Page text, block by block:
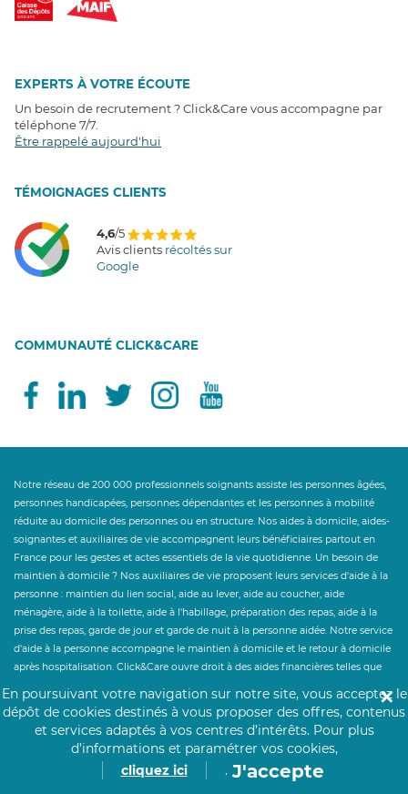
EXPERTS À VOTRE ÉCOUTE
Un besoin de recrutement ? Click&Care vous accompagne par
téléphone 7/7
Être rappelé aujourd'hui
TÉMOIGNAGES CLIENTS
4,6/5
Avis clients récoltés sur
Google
COMMUNAUTÉ CLICK&CARE
Notre réseau de 200 000 professionnels soignants assiste les personnes âgées,
personnes handicapées, personnes dépendantes et les personnes à mobilité
réduite au domicile des personnes ou en structure. Nos aides à domicile, aides-
soignantes et auxiliaires de vie accompagnent leurs bénéficiaires partout en
France pour les gestes et actes essentiels de la vie quotidienne. Un besoin de
maintien à domicile ? Nos auxiliaires de vie proposent leurs services d'aide à la
personne : maintien du lien social, aide au lever, aide au coucher, aide
ménagère, aide à la toilette, aide à l'habillage, préparation des repas, aide à la
prise des repas, garde de jour et garde de nuit à la personne aidée. Notre service
d'aide à la personne accompagne le maintien à domicile et le retour à domicile
après hospitalisation. Click&Care ouvre droit à des aides financières telles que
personne à hauteur de 50%. Un besoin de personnel hospitalier en
établissement ? Click&Care recrute pour vous les soignants et infirmiers les plus
expérimentés et proches de vous.
En poursuivant votre navigation sur notre site, vous acceptez le
dépôt de cookies destinés à vous proposer des offres, contenus
et services adaptés à vos centres d’intérêts. Pour plus
d’informations et paramétrer vos cookies,
cliquez ici
. J'accepte
✕